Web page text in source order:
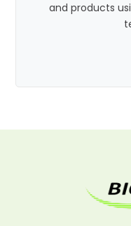
and products